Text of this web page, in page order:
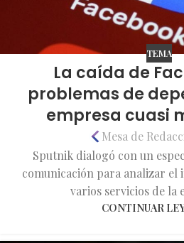
TEMA
La caída de
problemas de
empresa cuasi
Mesa de
Sputnik dialogó con un
comunicación para analizar el
varios servicios de la
CONTINUAR